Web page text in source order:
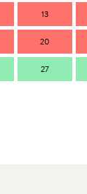
13
20
27